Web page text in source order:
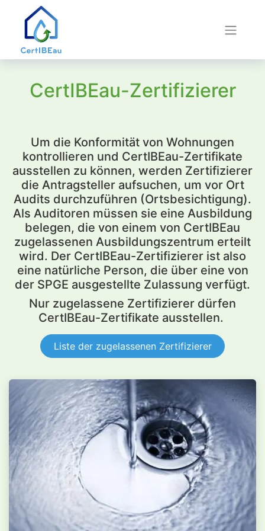
CertIBEau-Zertifizierer
Um die Konformität von Wohnungen
kontrollieren und CertIBEau-Zertifikate
ausstellen zu können, werden Zertifizierer
die Antragsteller aufsuchen, um vor Ort
Audits durchzuführen (Ortsbesichtigung).
Als Auditoren müssen sie eine Ausbildung
belegen, die von einem von CertIBEau
zugelassenen Ausbildungszentrum erteilt
wird. Der CertIBEau-Zertifizierer ist also
eine natürliche Person, die über eine von
der SPGE ausgestellte Zulassung verfügt.
Nur zugelassene Zertifizierer dürfen
CertIBEau-Zertifikate ausstellen.
Liste der zugelassenen Zertifizierer